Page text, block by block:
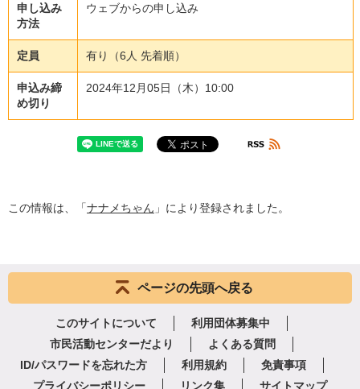
申し込み
方法
ウェブからの申し込み
定員 有り（6人 先着順）
申込み締
め切り
2024年12月05日（木）10:00
この情報は、「ナナメちゃん 」により登録されました。
ページの先頭へ戻る
このサイトについて
利用団体募集中
市民活動センターだより
よくある質問
ID/パスワードを忘れた方
利用規約
免責事項
プライバシーポリシー
リンク集 サイトマップ